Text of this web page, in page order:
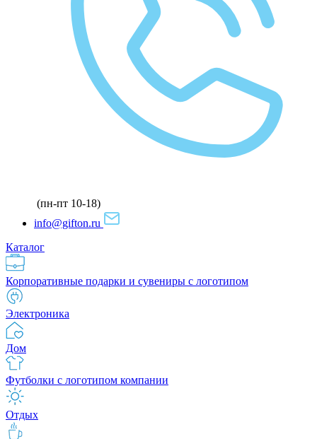
(пн-пт 10-18)
info@gifton.ru
Каталог
Корпоративные подарки и сувениры с логотипом
Электроника
Дом
Футболки с логотипом компании
Отдых